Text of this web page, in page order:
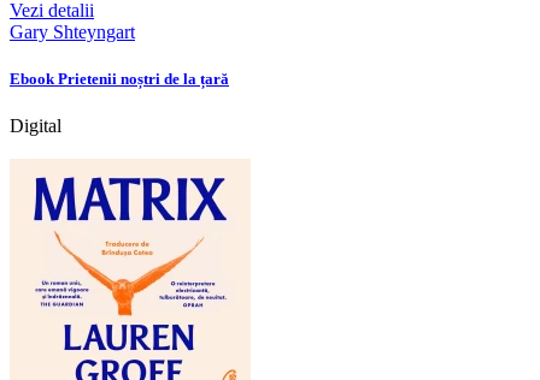
Vezi detalii
Gary Shteyngart
Ebook Prietenii noștri de la țară
Digital